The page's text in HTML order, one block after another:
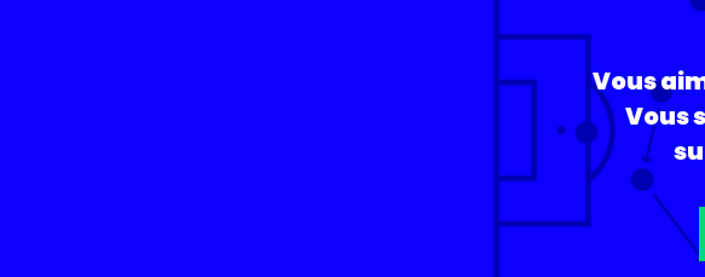
Vous
Vous